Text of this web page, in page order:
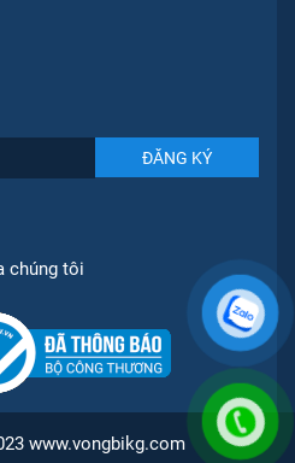
chúng tôi
www.vongbikg.com